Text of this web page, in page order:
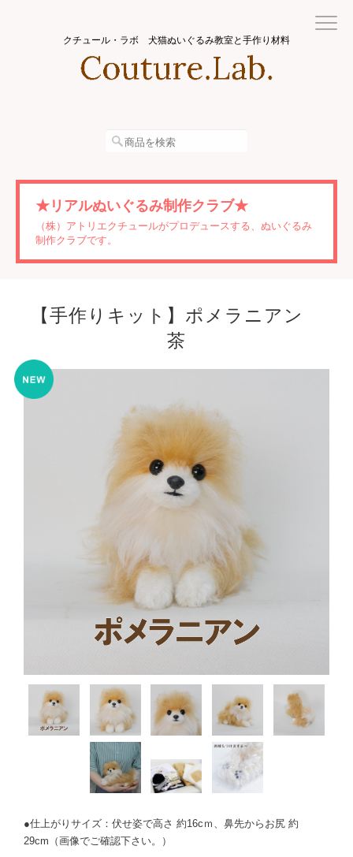
クチュール・ラボ 犬猫ぬいぐるみ教室と手作り材料
★リアルぬいぐるみ制作クラブ★
（株）アトリエクチュールがプロデュースする、ぬいぐるみ
制作クラブです。
【手作りキット】ポメラニアン
茶
●仕上がりサイズ：伏せ姿で高さ 約16cｍ、鼻先からお尻 約
29cm（画像でご確認下さい。）